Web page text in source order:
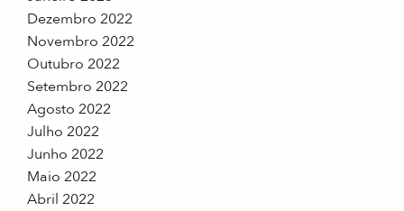
Dezembro 2022
Novembro 2022
Outubro 2022
Setembro 2022
Agosto 2022
Julho 2022
Junho 2022
Maio 2022
Abril 2022